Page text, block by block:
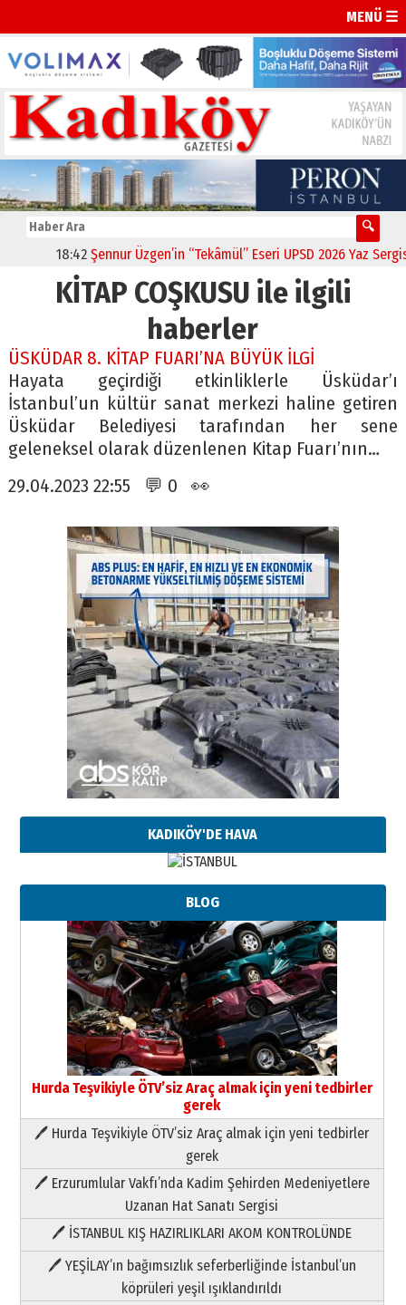
MENÜ ☰
18:42 Şennur Üzgen’in “Tekâmül” Eseri UPSD 2026 Yaz
KİTAP COŞKUSU ile ilgili
haberler
ÜSKÜDAR 8. KİTAP FUARI’NA BÜYÜK İLGİ
Hayata geçirdiği etkinliklerle Üsküdar’ı
İstanbul’un kültür sanat merkezi haline getiren
Üsküdar Belediyesi tarafından her sene
geleneksel olarak düzenlenen Kitap Fuarı’nın…
29.04.2023 22:55 💬 0 👀
KADIKÖY'DE HAVA
BLOG
Hurda Teşvikiyle ÖTV’siz Araç almak için yeni tedbirler
gerek
🖊 Hurda Teşvikiyle ÖTV’siz Araç almak için yeni tedbirler
gerek
🖊 Erzurumlular Vakfı’nda Kadim Şehirden Medeniyetlere
Uzanan Hat Sanatı Sergisi
🖊 İSTANBUL KIŞ HAZIRLIKLARI AKOM KONTROLÜNDE
🖊 YEŞİLAY’ın bağımsızlık seferberliğinde İstanbul’un
köprüleri yeşil ışıklandırıldı
Paranın Aile Kültüründeki Yeri
03 Ağustos 2026 Pazartesi
Yıldırım Gündoğdu
HAVVA’NIN ÜÇ KIZI
09 Temmuz 2026 Perşembe